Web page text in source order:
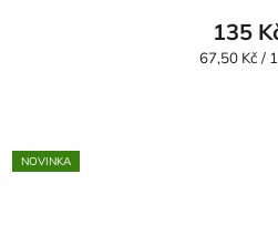
135
Měrná
67,50 Kč /
NOVINKA